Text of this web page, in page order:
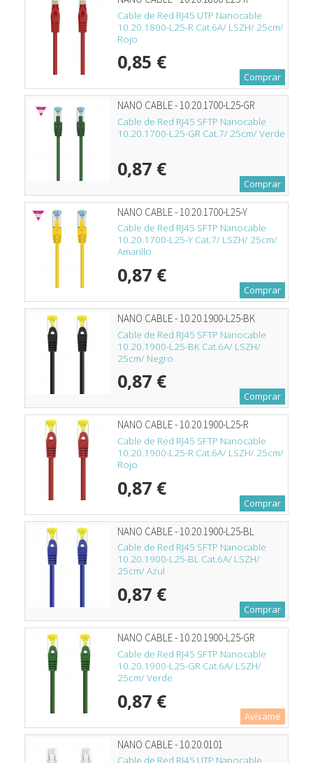
Cable de Red RJ45 UTP Nanocable
10.20.1800-L25-R Cat.6A/ LSZH/ 25cm/
Rojo
0,85 €
Comprar
NANO CABLE - 10.20.1700-L25-GR
Cable de Red RJ45 SFTP Nanocable
10.20.1700-L25-GR Cat.7/ 25cm/ Verde
0,87 €
Comprar
NANO CABLE - 10.20.1700-L25-Y
Cable de Red RJ45 SFTP Nanocable
10.20.1700-L25-Y Cat.7/ LSZH/ 25cm/
Amarillo
0,87 €
Comprar
NANO CABLE - 10.20.1900-L25-BK
Cable de Red RJ45 SFTP Nanocable
10.20.1900-L25-BK Cat.6A/ LSZH/
25cm/ Negro
0,87 €
Comprar
NANO CABLE - 10.20.1900-L25-R
Cable de Red RJ45 SFTP Nanocable
10.20.1900-L25-R Cat.6A/ LSZH/ 25cm/
Rojo
0,87 €
Comprar
NANO CABLE - 10.20.1900-L25-BL
Cable de Red RJ45 SFTP Nanocable
10.20.1900-L25-BL Cat.6A/ LSZH/
25cm/ Azul
0,87 €
Comprar
NANO CABLE - 10.20.1900-L25-GR
Cable de Red RJ45 SFTP Nanocable
10.20.1900-L25-GR Cat.6A/ LSZH/
25cm/ Verde
0,87 €
Avísame
NANO CABLE - 10.20.0101
Cable de Red RJ45 UTP Nanocable